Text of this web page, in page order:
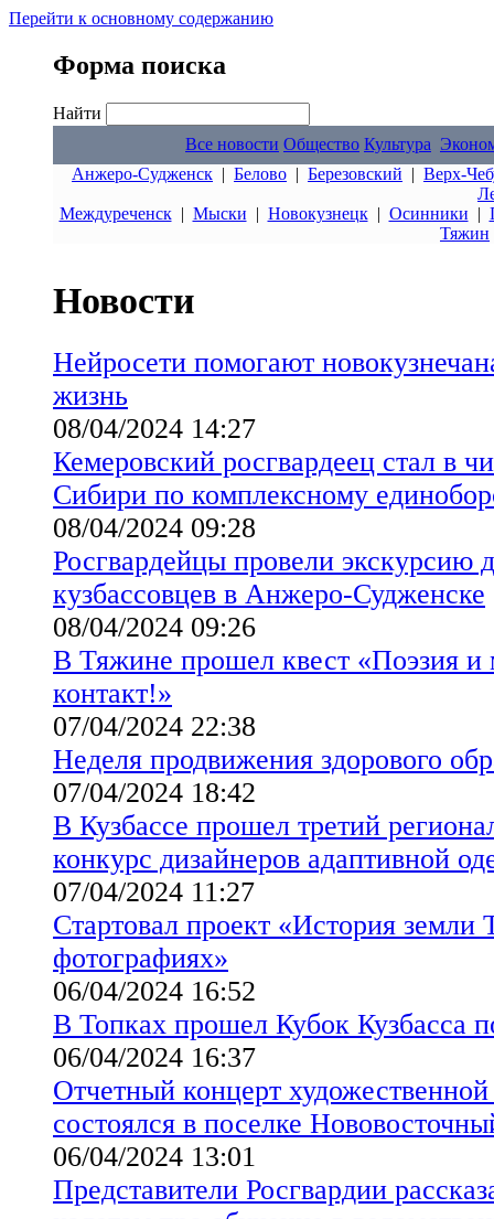
Перейти к основному содержанию
Форма поиска
Найти
Все новости Общество Культура
Анжеро-Судженск | Белово | Березовский | Верх-
Междуреченск| Мыски | Новокузнецк| Осинники |
Тяжин
Новости
Нейросети помогают
жизнь
08/04/2024 14:27
Кемеровский росгвардеец стал в
Сибири по комплексному
08/04/2024 09:28
Росгвардейцы провели экскурсию
кузбассовцев в Анжеро-Судженске
08/04/2024 09:26
В Тяжине прошел квест «Поэзия и
контакт!»
07/04/2024 22:38
Неделя продвижения здорового
07/04/2024 18:42
В Кузбассе прошел третий
конкурс дизайнеров адаптивной
07/04/2024 11:27
Стартовал проект «История земли
фотографиях»
06/04/2024 16:52
В Топках прошел Кубок Кузбасса
06/04/2024 16:37
Отчетный концерт
состоялся в поселке
06/04/2024 13:01
Представители Росгвардии